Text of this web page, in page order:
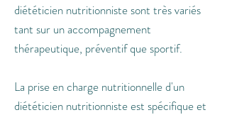
diététicien nutritionniste sont très variés
tant sur un accompagnement
thérapeutique, préventif que sportif.
La prise en charge nutritionnelle d'un
diététicien nutritionniste est spécifique et